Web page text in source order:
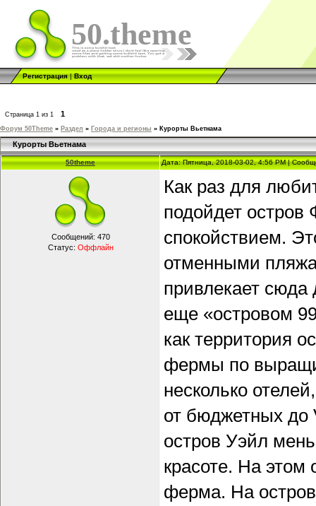
50.theme
Регистрация|Вход
Страница 1 из 1 1
Форум 50Theme » Раздел » Города и регионы » Курорты Вьетнама
Курорты Вьетнама
50theme Дата: Пятница, 2018-03-02, 4:56 PM |
Сообщений: 470
Статус: Оффлайн
Как раз для
подойдет
спокойствием.
отменными
привлекает сюда
еще «островом
как территория
фермы по
несколько
от бюджетных до
остров Уэйл
красоте. На этом
ферма. На